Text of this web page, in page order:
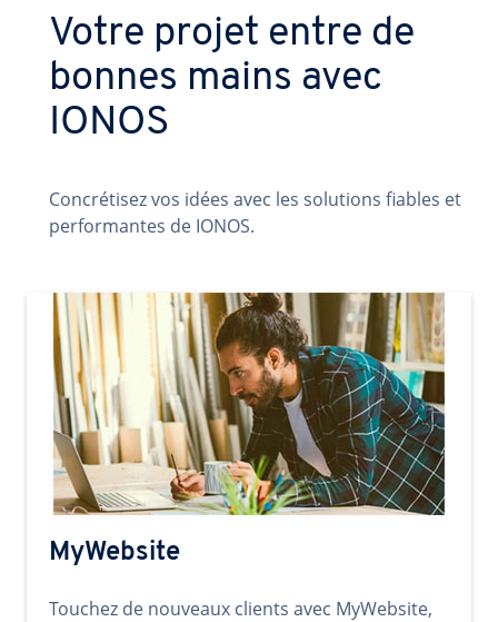
Votre projet entre de
bonnes mains avec
IONOS
Concrétisez vos idées avec les solutions fiables et
performantes de IONOS.
MyWebsite
Touchez de nouveaux clients avec MyWebsite,